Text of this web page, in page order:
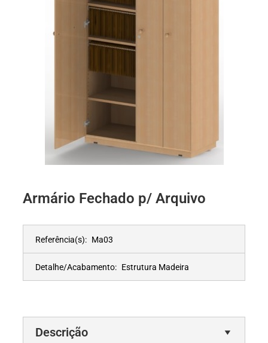
Armário Fechado p/ Arquivo
Referência(s): Ma03
Detalhe/Acabamento: Estrutura Madeira
Descrição